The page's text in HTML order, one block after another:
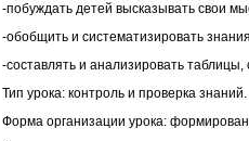
-побуждать детей высказывать свои
-обобщить и систематизировать
-составлять и анализировать
Тип урока: контроль и проверка знаний.
Форма организации урока: